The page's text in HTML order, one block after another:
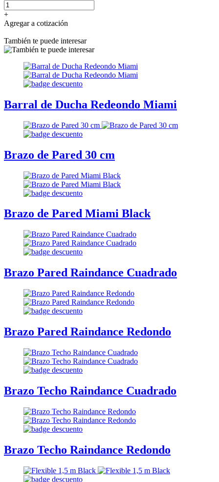
+
Agregar a cotización
También te puede interesar
Barral de Ducha Redeondo Miami
Brazo de Pared 30 cm
Brazo de Pared Miami Black
Brazo Pared Raindance Cuadrado
Brazo Pared Raindance Redondo
Brazo Techo Raindance Cuadrado
Brazo Techo Raindance Redondo